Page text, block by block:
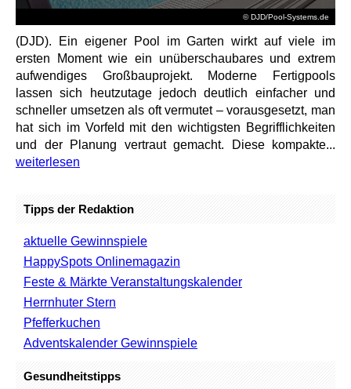
© DJD/Pool-Systems.de
(DJD). Ein eigener Pool im Garten wirkt auf viele im
ersten Moment wie ein unüberschaubares und extrem
aufwendiges Großbauprojekt. Moderne Fertigpools
lassen sich heutzutage jedoch deutlich einfacher und
schneller umsetzen als oft vermutet – vorausgesetzt, man
hat sich im Vorfeld mit den wichtigsten Begrifflichkeiten
und der Planung vertraut gemacht. Diese kompakte...
weiterlesen
Tipps der Redaktion
aktuelle Gewinnspiele
HappySpots Onlinemagazin
Feste & Märkte Veranstaltungskalender
Herrnhuter Stern
Pfefferkuchen
Adventskalender Gewinnspiele
Gesundheitstipps